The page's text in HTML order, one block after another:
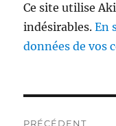
Ce site utilise
indésirables.En
données de vos
PRÉCÉDENT